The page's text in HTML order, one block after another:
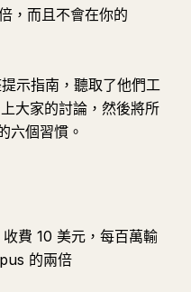
，而且不會在你的
示指南，聽取了他們工
大家的討論，然後將所
六個習慣。
費 10 美元，每百萬輸
的兩倍